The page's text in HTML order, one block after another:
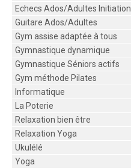
Echecs Ados/Adultes Initiation
Guitare Ados/Adultes
Gym assise adaptée à tous
Gymnastique dynamique
Gymnastique Séniors actifs
Gym méthode Pilates
Informatique
La Poterie
Relaxation bien être
Relaxation Yoga
Ukulélé
Yoga